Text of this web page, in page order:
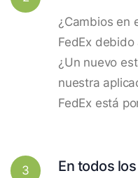
¿Cambios en
FedEx
¿Un nuevo
nuestra
FedEx está
3 En todos